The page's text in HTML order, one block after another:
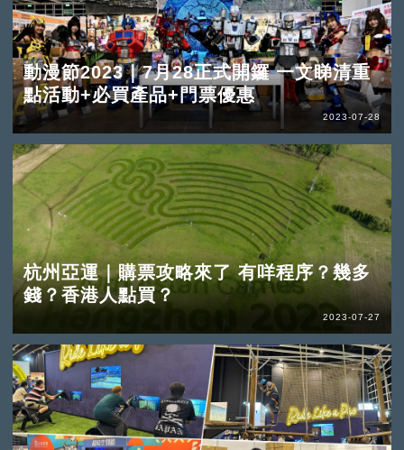
動漫節2023｜7月28正式開鑼 一文睇清重
點活動+必買產品+門票優惠
2023-07-28
杭州亞運｜購票攻略來了 有咩程序？幾多
錢？香港人點買？
2023-07-27